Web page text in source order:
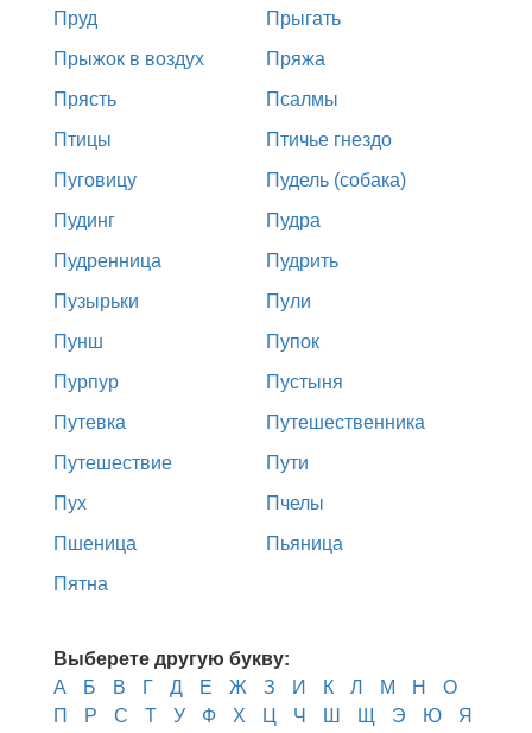
Пруд
Прыгать
Прыжок в воздух
Пряжа
Прясть
Псалмы
Птицы
Птичье гнездо
Пуговицу
Пудель (собака)
Пудинг
Пудра
Пудренница
Пудрить
Пузырьки
Пули
Пунш
Пупок
Пурпур
Пустыня
Путевка
Путешественника
Путешествие
Пути
Пух
Пчелы
Пшеница
Пьяница
Пятна
Выберете другую букву:
А
Б В Г Д Е Ж З И К Л М Н
О
П
Р С Т У Ф Х Ц Ч Ш Щ Э Ю Я